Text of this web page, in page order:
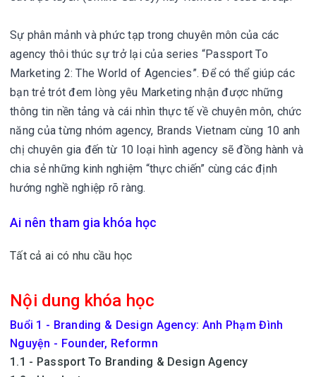
Sự phân mảnh và phức tạp trong chuyên môn của các
agency thôi thúc sự trở lại của series “Passport To
Marketing 2: The World of Agencies”. Để có thể giúp các
bạn trẻ trót đem lòng yêu Marketing nhận được những
thông tin nền tảng và cái nhìn thực tế về chuyên môn, chức
năng của từng nhóm agency, Brands Vietnam cùng 10 anh
chị chuyên gia đến từ 10 loại hình agency sẽ đồng hành và
chia sẻ những kinh nghiệm “thực chiến” cùng các định
hướng nghề nghiệp rõ ràng.
Ai nên tham gia khóa học
Tất cả ai có nhu cầu học
Nội dung khóa học
Buổi 1 - Branding & Design Agency: Anh Phạm Đình
Nguyện - Founder, Reformn
1.1 - Passport To Branding & Design Agency